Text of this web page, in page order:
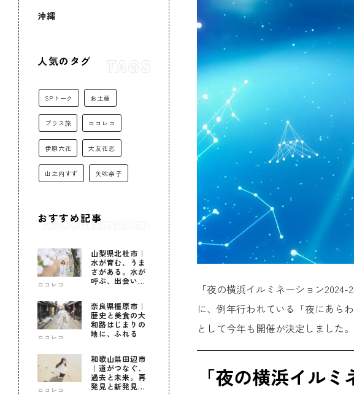
沖縄
人気のタグ
SPトーク お土産
プラス旅 ロコレコ
伊原六花 大友花恋
山之内すず 矢吹奈子
おすすめ記事
ロコレコ
山梨県北杜市｜
水が育む、うま
さがある。水が
呼ぶ、出会いが
ロコレコ
奈良県橿原市｜
歴史と美食の大
和路はじまりの
地に、ふれる
ロコレコ
和歌山県田辺市
｜道がつなぐ、
過去と未来。再
発見と新発見の
「夜の横浜イルミネーション
に、例年行われている「夜にあら
として今年も開催が決定しました。
「夜の横浜イル